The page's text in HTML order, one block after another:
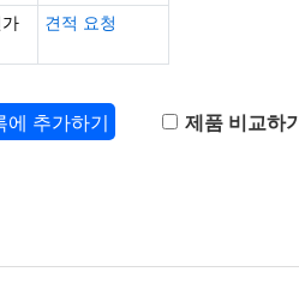
견적 요청
에 추가하기 제품 비교하기